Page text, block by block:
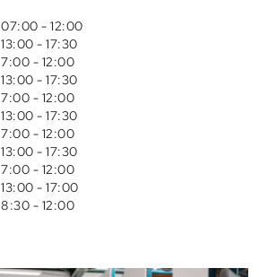
07:00 - 12:00
13:00 - 17:30
7:00 - 12:00
13:00 - 17:30
7:00 - 12:00
13:00 - 17:30
7:00 - 12:00
13:00 - 17:30
7:00 - 12:00
13:00 - 17:00
8:30 - 12:00